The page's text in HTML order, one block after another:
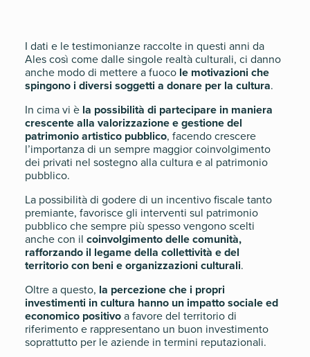
I dati e le testimonianze raccolte in questi anni da
Ales così come dalle singole realtà culturali, ci danno
anche modo di mettere a fuocole motivazioni che
spingono i diversi soggetti a donare per la cultura.
In cima vi è la possibilità di partecipare in maniera
crescente alla valorizzazione e gestione del
patrimonio artistico pubblico, facendo crescere
l’importanza di un sempre maggior coinvolgimento
dei privati nel sostegno alla cultura e al patrimonio
pubblico.
La possibilità di godere di un incentivo fiscale tanto
premiante, favorisce gli interventi sul patrimonio
pubblico che sempre più spesso vengono scelti
anche con il coinvolgimento delle comunità,
rafforzando il legame della collettività e del
territorio con beni e organizzazioni culturali.
Oltre a questo, la percezione che i propri
investimenti in cultura hanno un impatto sociale ed
economico positivoa favore del territorio di
riferimento e rappresentano un buon investimento
soprattutto per le aziende in termini reputazionali.